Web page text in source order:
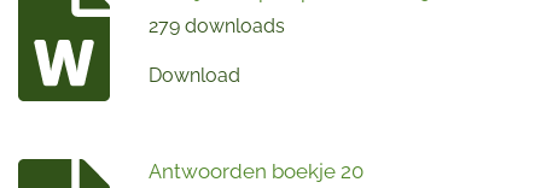
279 downloads
Download
Antwoorden boekje 20